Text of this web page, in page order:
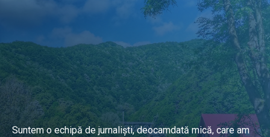
Suntem o echipă de jurnaliști, deocamdată mică, care am